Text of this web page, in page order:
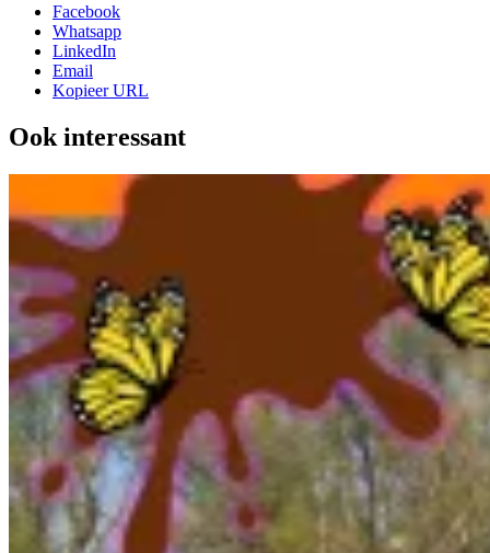
Facebook
Whatsapp
LinkedIn
Email
Kopieer URL
Ook interessant